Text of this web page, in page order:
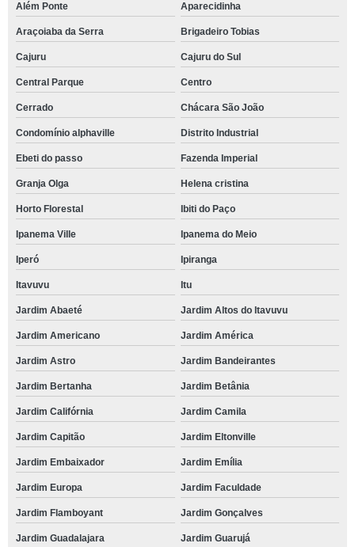
Além Ponte Aparecidinha
Araçoiaba da Serra Brigadeiro Tobias
Cajuru Cajuru do Sul
Central Parque Centro
Cerrado Chácara São João
Condomínio alphaville Distrito Industrial
Ebeti do passo Fazenda Imperial
Granja Olga Helena cristina
Horto Florestal Ibiti do Paço
Ipanema Ville Ipanema do Meio
Iperó Ipiranga
Itavuvu Itu
Jardim Abaeté Jardim Altos do Itavuvu
Jardim Americano Jardim América
Jardim Astro Jardim Bandeirantes
Jardim Bertanha Jardim Betânia
Jardim Califórnia Jardim Camila
Jardim Capitão Jardim Eltonville
Jardim Embaixador Jardim Emília
Jardim Europa Jardim Faculdade
Jardim Flamboyant Jardim Gonçalves
Jardim Guadalajara Jardim Guarujá